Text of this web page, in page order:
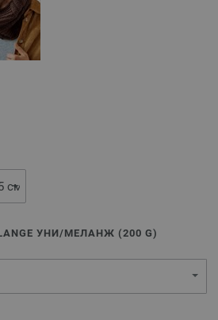
УНИ/МЕЛАНЖ (200 G)